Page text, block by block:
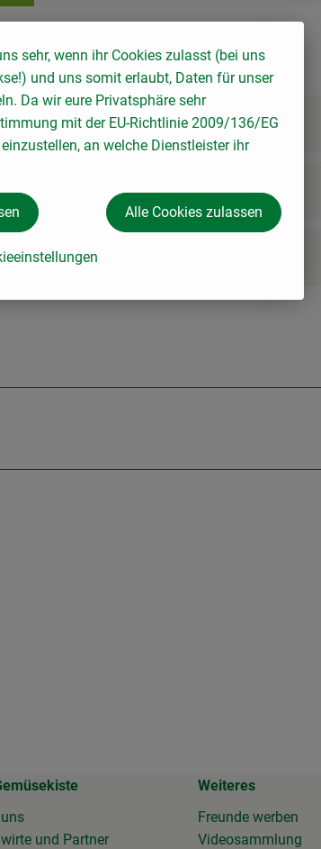
gefunden.
und Partner
Weiteres
Freunde werben
Videosammlung
sehr, wenn ihr Cookies zulasst (bei uns
und uns somit erlaubt, Daten für unser
Da wir eure Privatsphäre sehr
mit der EU-Richtlinie 2009/136/EG
an welche Dienstleister ihr
Alle Cookies zulassen